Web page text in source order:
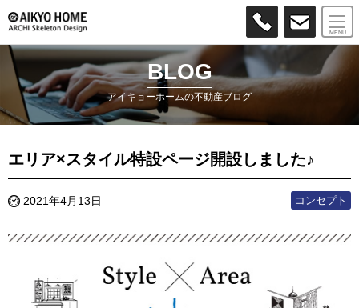
BLOG
アイキョーホームの不動産ブログ
エリア×スタイル特設ページ開設しました♪
2021年4月13日 コンセプト
MENU